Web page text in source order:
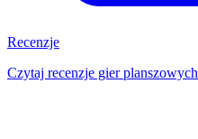
Recenzje
Czytaj recenzje gier planszowych